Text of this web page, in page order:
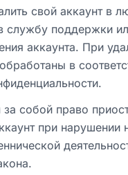
свой аккаунт в
службу поддержки
аккаунта. При
в
собой право
при нарушении